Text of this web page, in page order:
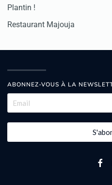
Plantin !
Restaurant Majouja
ABONNEZ-VOUS À LA